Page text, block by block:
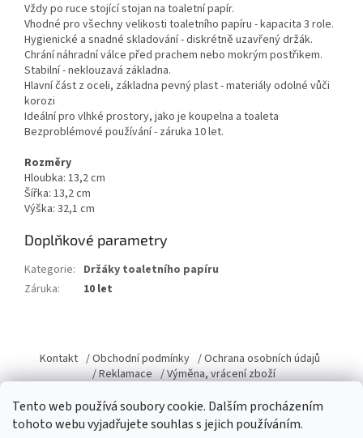
Tento web používá soubory cookie. Dalším procházením
tohoto webu vyjadřujete souhlas s jejich používáním.
Vždy po ruce stojící stojan na toaletní papír.
Vhodné pro všechny velikosti toaletního papíru - kapacita 3 role.
Hygienické a snadné skladování - diskrétně uzavřený držák.
Chrání náhradní válce před prachem nebo mokrým postřikem.
Stabilní - neklouzavá základna.
Hlavní část z oceli, základna pevný plast - materiály odolné vůči
korozi
Ideální pro vlhké prostory, jako je koupelna a toaleta
Bezproblémové používání - záruka 10 let.
Rozměry
Hloubka: 13,2 cm
Šířka: 13,2 cm
Výška: 32,1 cm
Doplňkové parametry
Kategorie: Držáky toaletního papíru
Záruka: 10 let
p
a
Kontakt / Obchodní podmínky / Ochrana osobních údajů
/ Reklamace / Výměna, vrácení zboží